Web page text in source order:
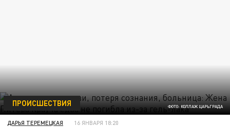
ФОТО: КОЛЛАЖ ЦАРЬГРАДА
ПРОИСШЕСТВИЯ
ДАРЬЯ ТЕРЕМЕЦКАЯ 16 ЯНВАРЯ 18:20